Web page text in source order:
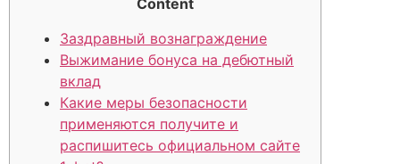
Content
Заздравный вознаграждение
Выжимание бонуса на дебютный
вклад
Какие меры безопасности
применяются получите и
распишитесь официальном сайте